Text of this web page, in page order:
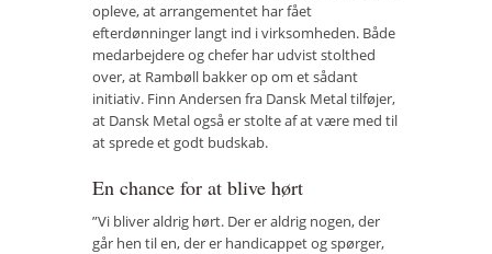
opleve, at arrangementet har fået
efterdønninger langt ind i virksomheden. Både
medarbejdere og chefer har udvist stolthed
over, at Rambøll bakker op om et sådant
initiativ. Finn Andersen fra Dansk Metal tilføjer,
at Dansk Metal også er stolte af at være med til
at sprede et godt budskab.
En chance for at blive hørt
”Vi bliver aldrig hørt. Der er aldrig nogen, der
går hen til en, der er handicappet og spørger,